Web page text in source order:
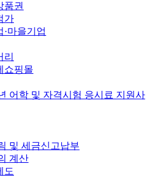
품권
가
마을기업
리
쇼핑몰
어학 및 자격시험 응시료 지원사
및 세금신고납부
계산
도